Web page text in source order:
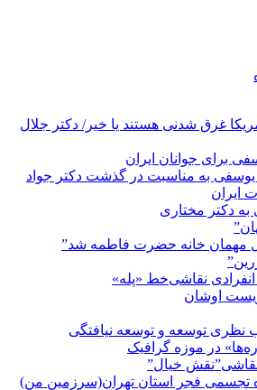
غرق شدنی هستند یا خیر/ دکتر جلال
برای جوانان ایران
یوسفی به مناسبت در گذشت دکتر جواد
ایران
به دکتر مختاری
مهمان خانه حضرت فاطمه شد”
نقاشی‌خط «پله»
اوشان
نظری توسعه و توسعه نیافتگی
در موزه گرافیک
خیال”
تجسمی فجر استان تهران(سرزمین من)